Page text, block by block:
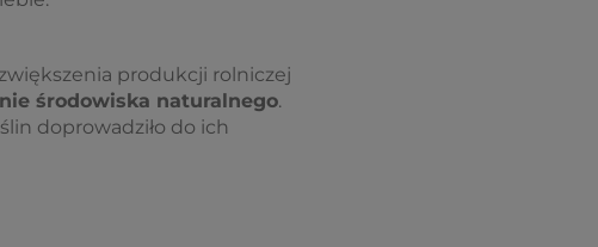
produkcji rolniczej
środowiska naturalnego.
doprowadziło do ich